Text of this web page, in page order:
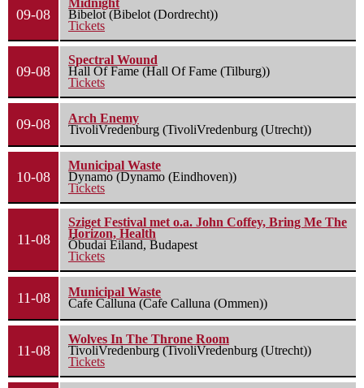
09-08
Midnight
Bibelot (Bibelot (Dordrecht))
Tickets
09-08
Spectral Wound
Hall Of Fame (Hall Of Fame (Tilburg))
Tickets
09-08
Arch Enemy
TivoliVredenburg (TivoliVredenburg (Utrecht))
10-08
Municipal Waste
Dynamo (Dynamo (Eindhoven))
Tickets
11-08
Sziget Festival met o.a. John Coffey, Bring Me The
Horizon, Health
Óbudai Eiland, Budapest
Tickets
11-08
Municipal Waste
Cafe Calluna (Cafe Calluna (Ommen))
11-08
Wolves In The Throne Room
TivoliVredenburg (TivoliVredenburg (Utrecht))
Tickets